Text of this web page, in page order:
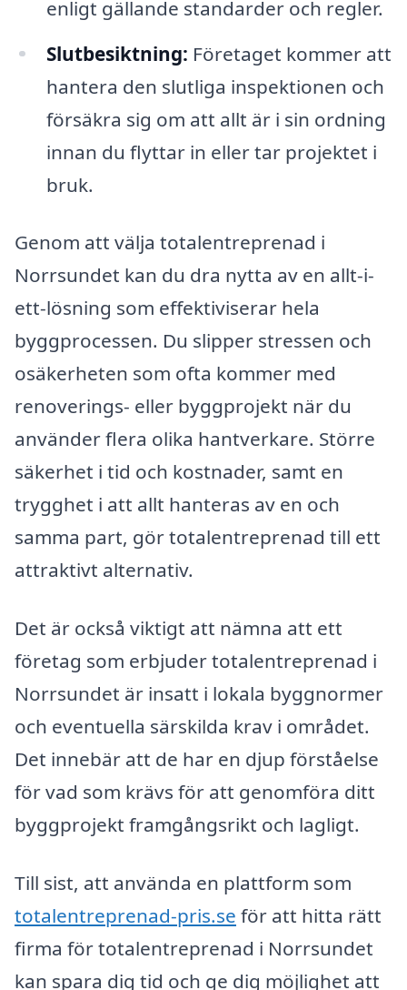
enligt gällande standarder och regler.
Slutbesiktning: Företaget kommer att
hantera den slutliga inspektionen och
försäkra sig om att allt är i sin ordning
innan du flyttar in eller tar projektet i
bruk.
Genom att välja totalentreprenad i
Norrsundet kan du dra nytta av en allt-i-
ett-lösning som effektiviserar hela
byggprocessen. Du slipper stressen och
osäkerheten som ofta kommer med
renoverings- eller byggprojekt när du
använder flera olika hantverkare. Större
säkerhet i tid och kostnader, samt en
trygghet i att allt hanteras av en och
samma part, gör totalentreprenad till ett
attraktivt alternativ.
Det är också viktigt att nämna att ett
företag som erbjuder totalentreprenad i
Norrsundet är insatt i lokala byggnormer
och eventuella särskilda krav i området.
Det innebär att de har en djup förståelse
för vad som krävs för att genomföra ditt
byggprojekt framgångsrikt och lagligt.
Till sist, att använda en plattform som
totalentreprenad-pris.se för att hitta rätt
firma för totalentreprenad i Norrsundet
kan spara dig tid och ge dig möjlighet att